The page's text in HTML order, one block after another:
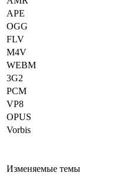
APE
OGG
FLV
M4V
WEBM
3G2
PCM
VP8
OPUS
Vorbis
Изменяемые темы